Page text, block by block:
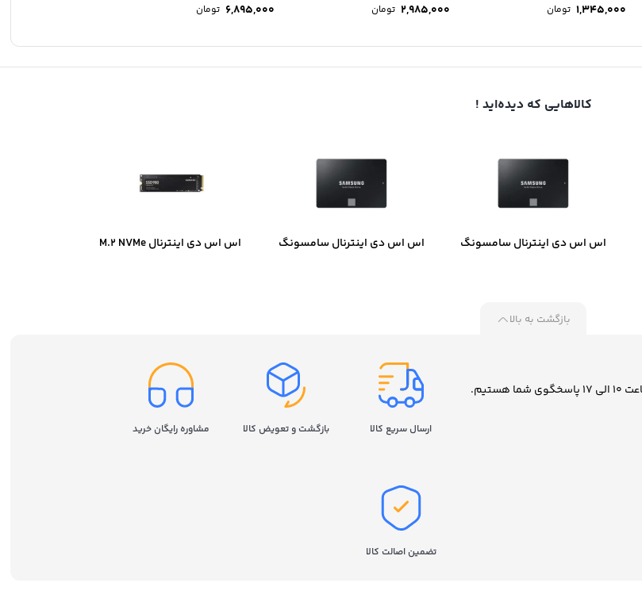
1,345,000 تومان 2,985,000 تومان 6,895,000 تومان
کالاهایی که دیده‌اید !
اس اس دی اینترنال سامسونگ
اس اس دی اینترنال سامسونگ
اس اس دی اینترنال M.2 NVMe
بازگشت به بالا
ارسال سریع کالا بازگشت و تعویض کالا مشاوره رایگان خرید
تضمین اصالت کالا